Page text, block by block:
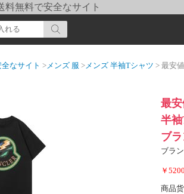
料無料で安全なサイト
なサイト >メンズ 服 >メンズ 半袖Tシャツ > 最安値
最
半
ブ
ブラン
￥
商品